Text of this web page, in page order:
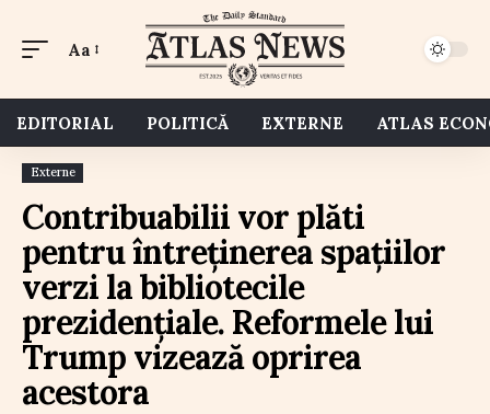
Aa
EDITORIAL POLITICĂ EXTERNE ATLAS
Externe
Contribuabilii vor plăti
pentru întreținerea spațiilor
verzi la bibliotecile
prezidențiale. Reformele lui
Trump vizează oprirea
acestora